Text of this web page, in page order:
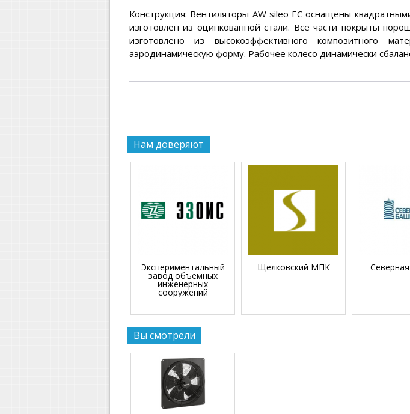
Конструкция: Вентиляторы AW sileo EC оснащены
изготовлен из оцинкованной стали. Все части покрыты
изготовлено из высокоэффективного композитного
аэродинамическую форму. Рабочее колесо динамически
Нам доверяют
Экспериментальный
завод объемных
инженерных
сооружений
Щелковский МПК
Вы смотрели